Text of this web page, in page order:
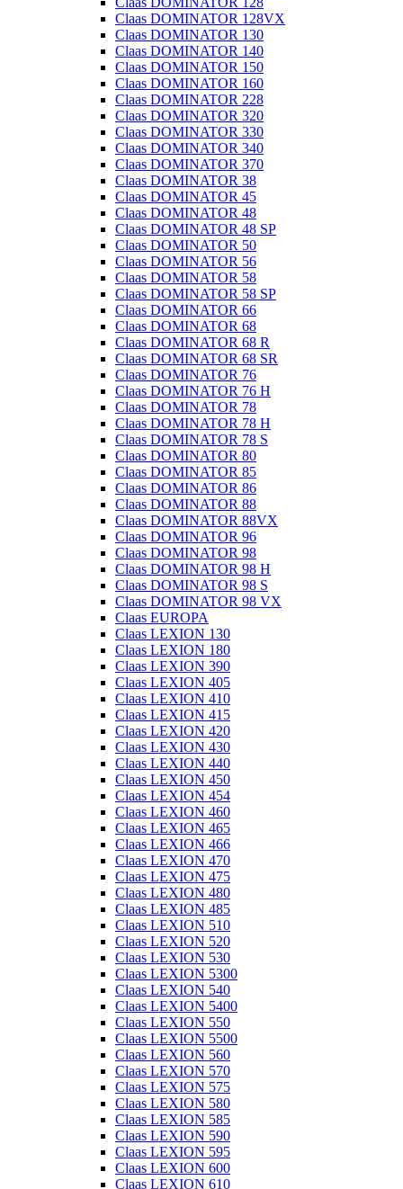
Claas DOMINATOR 128VX
Claas DOMINATOR 130
Claas DOMINATOR 140
Claas DOMINATOR 150
Claas DOMINATOR 160
Claas DOMINATOR 228
Claas DOMINATOR 320
Claas DOMINATOR 330
Claas DOMINATOR 340
Claas DOMINATOR 370
Claas DOMINATOR 38
Claas DOMINATOR 45
Claas DOMINATOR 48
Claas DOMINATOR 48 SP
Claas DOMINATOR 50
Claas DOMINATOR 56
Claas DOMINATOR 58
Claas DOMINATOR 58 SP
Claas DOMINATOR 66
Claas DOMINATOR 68
Claas DOMINATOR 68 R
Claas DOMINATOR 68 SR
Claas DOMINATOR 76
Claas DOMINATOR 76 H
Claas DOMINATOR 78
Claas DOMINATOR 78 H
Claas DOMINATOR 78 S
Claas DOMINATOR 80
Claas DOMINATOR 85
Claas DOMINATOR 86
Claas DOMINATOR 88
Claas DOMINATOR 88VX
Claas DOMINATOR 96
Claas DOMINATOR 98
Claas DOMINATOR 98 H
Claas DOMINATOR 98 S
Claas DOMINATOR 98 VX
Claas EUROPA
Claas LEXION 130
Claas LEXION 180
Claas LEXION 390
Claas LEXION 405
Claas LEXION 410
Claas LEXION 415
Claas LEXION 420
Claas LEXION 430
Claas LEXION 440
Claas LEXION 450
Claas LEXION 454
Claas LEXION 460
Claas LEXION 465
Claas LEXION 466
Claas LEXION 470
Claas LEXION 475
Claas LEXION 480
Claas LEXION 485
Claas LEXION 510
Claas LEXION 520
Claas LEXION 530
Claas LEXION 5300
Claas LEXION 540
Claas LEXION 5400
Claas LEXION 550
Claas LEXION 5500
Claas LEXION 560
Claas LEXION 570
Claas LEXION 575
Claas LEXION 580
Claas LEXION 585
Claas LEXION 590
Claas LEXION 595
Claas LEXION 600
Claas LEXION 610